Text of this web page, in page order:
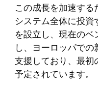
この成長を加速する
システム全体に投
を設立し、現在の
し、ヨーロッパで
支援しており、最初
予定されています。